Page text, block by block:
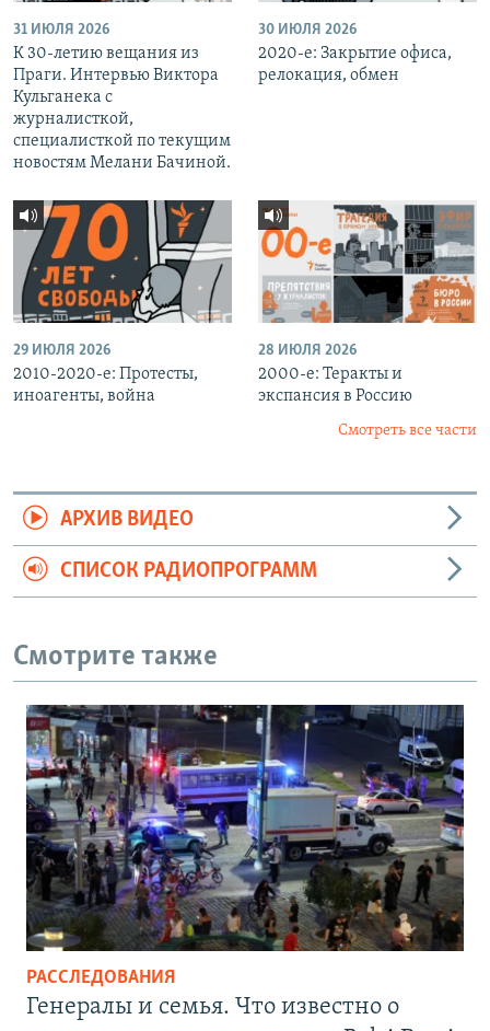
31 ИЮЛЯ 2026
К 30-летию вещания из
Праги. Интервью Виктора
Кульганека с
журналисткой,
специалисткой по текущим
новостям Мелани Бачиной.
30 ИЮЛЯ 2026
2020-е: Закрытие офиса,
релокация, обмен
29 ИЮЛЯ 2026
2010-2020-е: Протесты,
иноагенты, война
28 ИЮЛЯ 2026
2000-е: Теракты и
экспансия в Россию
Смотреть все части
АРХИВ ВИДЕО
СПИСОК РАДИОПРОГРАММ
Смотрите также
РАССЛЕДОВАНИЯ
Генералы и семья. Что известно о